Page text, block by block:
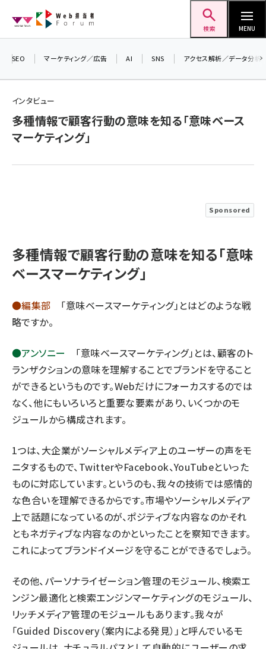
ン
検索 MENU
seo (3526)
meo (1275)
SEO マーケティング／広告 AI SNS アクセス解析／データ分析
インタビュー
多種情報で顧客行動の意味を知る「意味ベース
マーケティング」
Sponsored
多種情報で顧客行動の意味を知る「意味
ベースマーケティング」
●編集部 「意味ベースマーケティング」とはどのような戦
略ですか。
●アンソニー
「意味ベースマーケティング」とは、顧客のト
ランザクションの意味を理解することでブランドを守ること
ができるというものです。Webだけにフォーカスするのでは
なく、他にもいろいろと重要な要素があり、いくつかのモ
ジュールから構成されます。
1つは、大企業がソーシャルメディア上のユーザーの声をモ
ニタするもので、TwitterやFacebook、YouTubeといった
ものに対応しています。というのも、我々の技術では感情的
な色合いを理解できるからです。市場やソーシャルメディア
上で話題になっているのが、ポジティブな内容なのかそれ
ともネガティブな内容なのかといったことを察知できます。
これによってブランドイメージを守ることができるでしょう。
その他、パーソナライゼーション管理のモジュール、検索エ
ンジン最適化と検索エンジンマーケティングのモジュール、
リッチメディア管理のモジュールもあります。我々が
「Guided Discovery（案内による発見）」と呼んでいるモ